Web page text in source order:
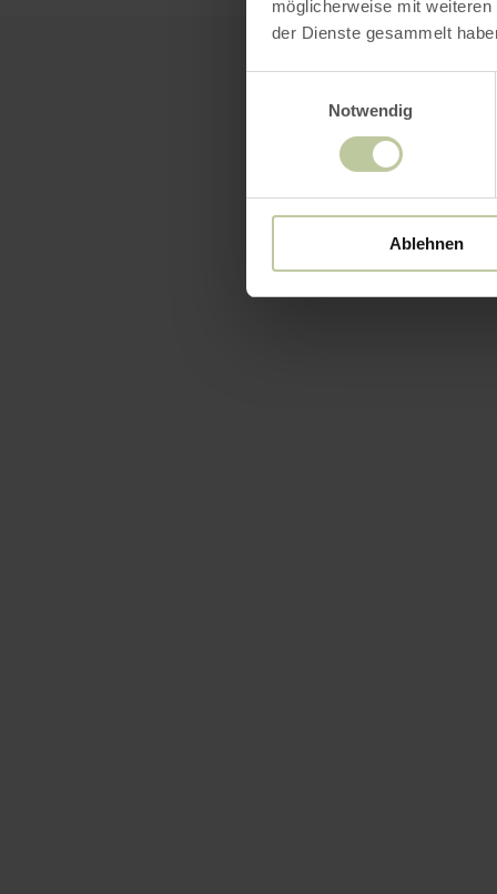
möglicherweise mit
der Dienste gesammelt
Notwendig
Ablehnen